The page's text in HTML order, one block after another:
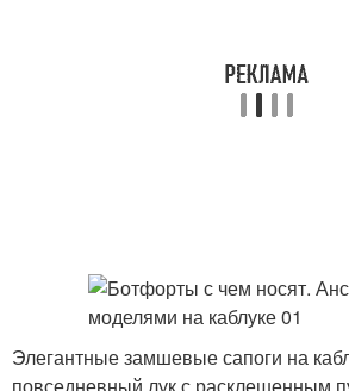
Элегантные замшевые сапоги на